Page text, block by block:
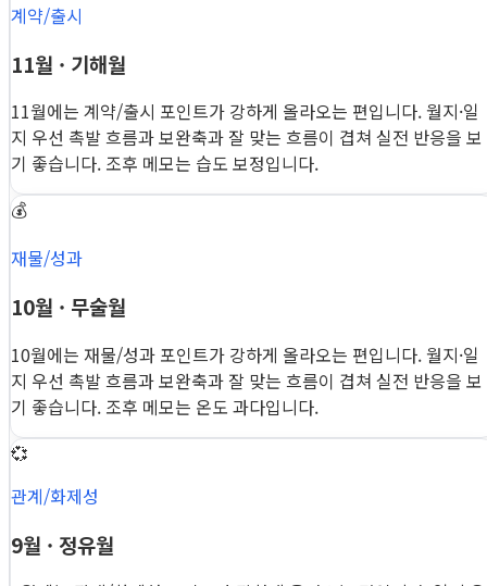
계약/출시
11월 · 기해월
11월에는 계약/출시 포인트가 강하게 올라오는 편입니다. 월지·일
지 우선 촉발 흐름과 보완축과 잘 맞는 흐름이 겹쳐 실전 반응을 보
기 좋습니다. 조후 메모는 습도 보정입니다.
💰
재물/성과
10월 · 무술월
10월에는 재물/성과 포인트가 강하게 올라오는 편입니다. 월지·일
지 우선 촉발 흐름과 보완축과 잘 맞는 흐름이 겹쳐 실전 반응을 보
기 좋습니다. 조후 메모는 온도 과다입니다.
💞
관계/화제성
9월 · 정유월